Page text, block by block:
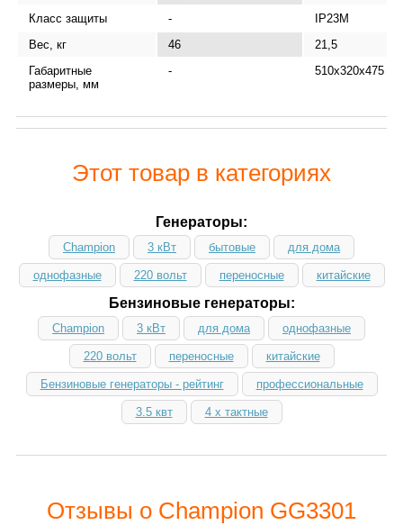
Класс защиты
-
IP23M
Вес, кг
46
21,5
Габаритные
размеры, мм
- 510х320х475
Этот товар в категориях
Генераторы:
Champion 3 кВт бытовые для дома
однофазные 220 вольт переносные китайские
Бензиновые генераторы:
Champion 3 кВт для дома однофазные
220 вольт переносные китайские
Бензиновые генераторы - рейтинг профессиональные
3.5 квт 4 х тактные
Отзывы о Champion GG3301